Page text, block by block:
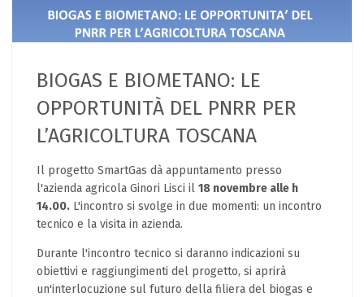
BIOGAS E BIOMETANO: LE
OPPORTUNITÀ DEL PNRR PER
L’AGRICOLTURA TOSCANA
Il progetto SmartGas dà appuntamento presso
l'azienda agricola Ginori Lisci il 18 novembre alle h
14.00. L'incontro si svolge in due momenti: un incontro
tecnico e la visita in azienda.
Durante l'incontro tecnico si daranno indicazioni su
obiettivi e raggiungimenti del progetto, si aprirà
un'interlocuzione sul futuro della filiera del biogas e